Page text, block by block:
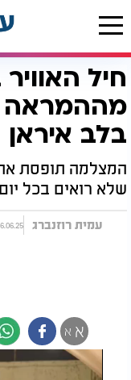
דף הבית רץ בוואטסאפ חיל
מההמראה
בלב איראן
המצלמה תופסת את
שלא רואים בכל
עמית רוזנברג 16.06.25 כ' סיון
א א